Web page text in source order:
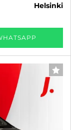
helsinki